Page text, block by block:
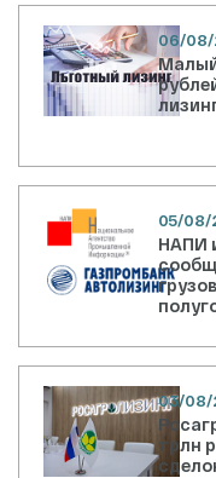
06/08/
Малый
05/08/
НАПИ
03/08/
трлн